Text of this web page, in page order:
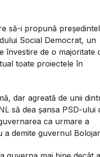
să-i propună
Social Democrat, un
învestire de o majoritate
toate proiectele în
dar agreată de unii
să dea șansa PSD-ului
ca urmare a
demite guvernul